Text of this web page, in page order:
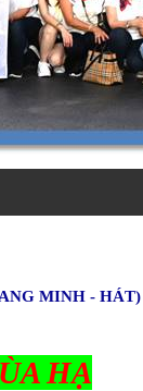
MINH - HÁT)
HẠ